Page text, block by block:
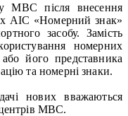
МВС після внесення
АІС «Номерний знак»
засобу. Замість
номерних
його представника
та номерні знаки.
нових вважаються
МВС.